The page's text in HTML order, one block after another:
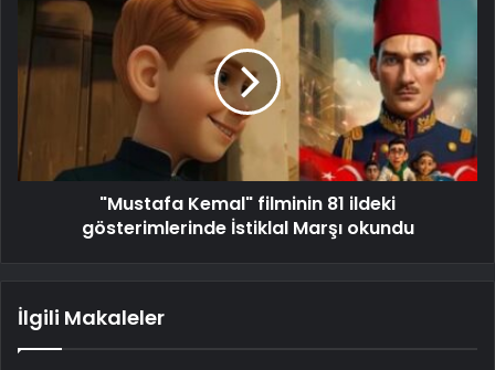
"Mustafa Kemal" filminin 81 ildeki
gösterimlerinde İstiklal Marşı okundu
İlgili Makaleler